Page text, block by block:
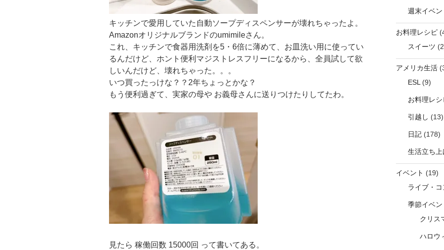
キッチンで愛用していた自動ソープディスペンサーが壊れちゃったよ。
Amazonオリジナルブランドのumimileさん。
これ、キッチンで食器用洗剤を5・6倍に薄めて、お皿洗い用に使ってい
るんだけど、ホント便利マジストレスフリーになるから、全員試して欲
しいんだけど、壊れちゃった。。。
いつ買ったっけな？？2年ちょっとかな？
もう便利過ぎて、実家の母や お義母さんに送りつけたりしてたわ。
見たら 稼働回数 15000回 って書いてある。
週末イベン
お料理レシピ
スイーツ
アメリカ生活
ESL(9)
お料理レシ
引越し (13)
日記(178)
生活立ち上
イベント (19)
ライブ・コ
季節イベン
クリス
ハロウ